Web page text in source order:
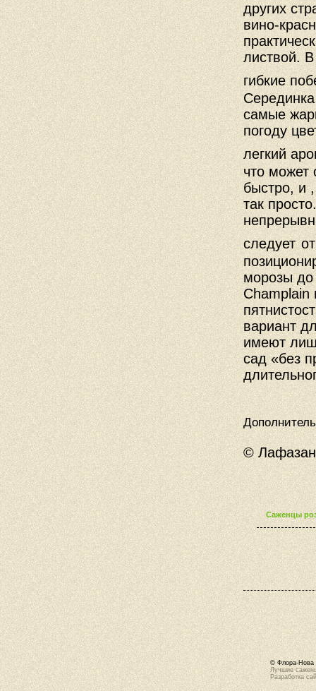
других
вино-
листвой.
гибкие
самые
погоду
легкий
что может
быстро, и
так
следует
морозы до
Champlain
вариант
имеют
сад «без
©
Саженцы
© Флора-Нова
Лучшие
Разработка